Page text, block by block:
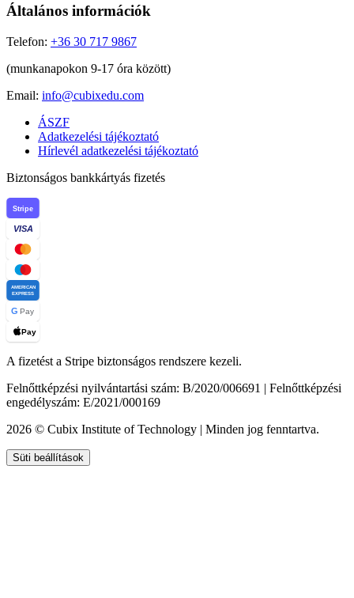
Általános információk
Telefon: +36 30 717 9867
(munkanapokon 9-17 óra között)
Email: info@cubixedu.com
ÁSZF
Adatkezelési tájékoztató
Hírlevél adatkezelési tájékoztató
Biztonságos bankkártyás fizetés
Stripe
VISA
AMERICAN
EXPRESS
G Pay
Pay
A fizetést a Stripe biztonságos rendszere kezeli.
Felnőttképzési nyilvántartási szám: B/2020/006691 | Felnőttképzési
engedélyszám: E/2021/000169
2026 © Cubix Institute of Technology | Minden jog fenntartva.
Süti beállítások